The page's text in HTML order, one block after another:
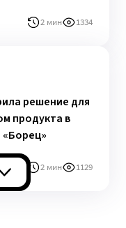
2 мин 1334
решение для
продукта в
2 мин 1129